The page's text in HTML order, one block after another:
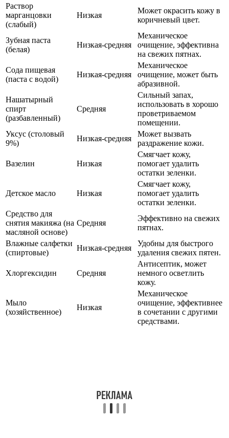
Раствор
марганцовки
(слабый)
Низкая
Может окрасить кожу в
коричневый цвет.
Зубная паста
(белая)
Низкая-средняя
Механическое
очищение, эффективна
на свежих пятнах.
Сода пищевая
(паста с водой)
Низкая-средняя
Механическое
очищение, может быть
абразивной.
Нашатырный
спирт
(разбавленный)
Средняя
Сильный запах,
использовать в хорошо
проветриваемом
помещении.
Уксус (столовый
9%)
Низкая-средняя
Может вызвать
раздражение кожи.
Вазелин Низкая
Смягчает кожу,
помогает удалить
остатки зеленки.
Детское масло Низкая
Смягчает кожу,
помогает удалить
остатки зеленки.
Средство для
снятия макияжа (на
масляной основе)
Средняя
Эффективно на свежих
пятнах.
Влажные салфетки
(спиртовые)
Низкая-средняя
Удобны для быстрого
удаления свежих пятен.
Хлоргексидин Средняя
Антисептик, может
немного осветлить
кожу.
Мыло
(хозяйственное)
Низкая
Механическое
очищение, эффективнее
в сочетании с другими
средствами.